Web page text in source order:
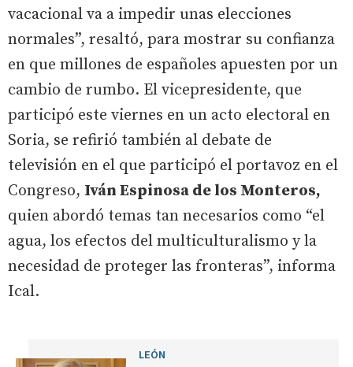
vacacional va a impedir unas elecciones
normales”, resaltó, para mostrar su confianza
en que millones de españoles apuesten por un
cambio de rumbo. El vicepresidente, que
participó este viernes en un acto electoral en
Soria, se refirió también al debate de
televisión en el que participó el portavoz en el
Congreso, Iván Espinosa de los Monteros,
quien abordó temas tan necesarios como “el
agua, los efectos del multiculturalismo y la
necesidad de proteger las fronteras”, informa
Ical.
LEÓN